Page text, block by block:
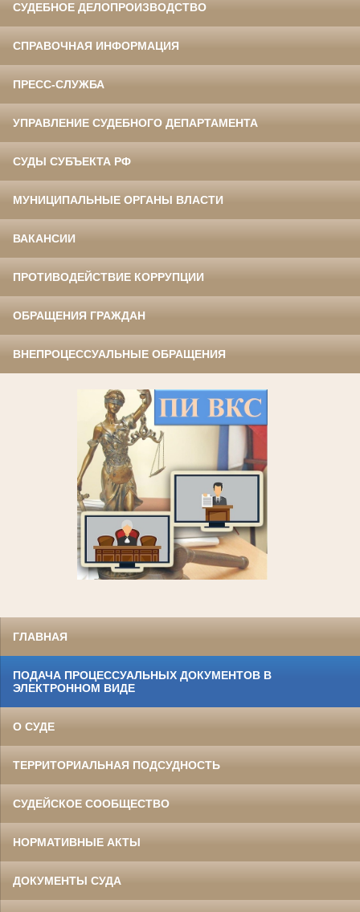
СУДЕБНОЕ ДЕЛОПРОИЗВОДСТВО
СПРАВОЧНАЯ ИНФОРМАЦИЯ
ПРЕСС-СЛУЖБА
УПРАВЛЕНИЕ СУДЕБНОГО ДЕПАРТАМЕНТА
СУДЫ СУБЪЕКТА РФ
МУНИЦИПАЛЬНЫЕ ОРГАНЫ ВЛАСТИ
ВАКАНСИИ
ПРОТИВОДЕЙСТВИЕ КОРРУПЦИИ
ОБРАЩЕНИЯ ГРАЖДАН
ВНЕПРОЦЕССУАЛЬНЫЕ ОБРАЩЕНИЯ
ГЛАВНАЯ
ПОДАЧА ПРОЦЕССУАЛЬНЫХ ДОКУМЕНТОВ В
ЭЛЕКТРОННОМ ВИДЕ
О СУДЕ
ТЕРРИТОРИАЛЬНАЯ ПОДСУДНОСТЬ
СУДЕЙСКОЕ СООБЩЕСТВО
НОРМАТИВНЫЕ АКТЫ
ДОКУМЕНТЫ СУДА